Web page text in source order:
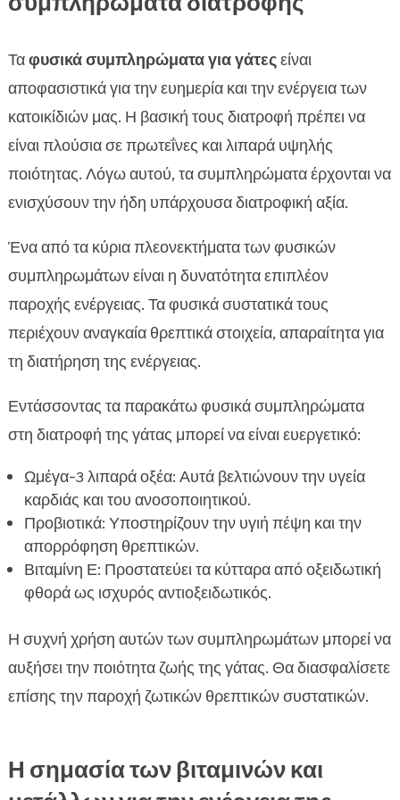
Ταφυσικά συμπληρώματα για γάτεςείναι
αποφασιστικά για την ευημερία και την ενέργεια των
κατοικίδιών μας. Η βασική τους διατροφή πρέπει να
είναι πλούσια σε πρωτεΐνες και λιπαρά υψηλής
ποιότητας. Λόγω αυτού, τα συμπληρώματα έρχονται να
ενισχύσουν την ήδη υπάρχουσα διατροφική αξία.
Ένα από τα κύρια πλεονεκτήματα των φυσικών
συμπληρωμάτων είναι η δυνατότητα επιπλέον
παροχής ενέργειας. Τα φυσικά συστατικά τους
περιέχουν αναγκαία θρεπτικά στοιχεία, απαραίτητα για
τη διατήρηση της ενέργειας.
Εντάσσοντας τα παρακάτω φυσικά συμπληρώματα
στη διατροφή της γάτας μπορεί να είναι ευεργετικό:
Ωμέγα-3 λιπαρά οξέα: Αυτά βελτιώνουν την υγεία
καρδιάς και του ανοσοποιητικού.
Προβιοτικά: Υποστηρίζουν την υγιή πέψη και την
απορρόφηση θρεπτικών.
Βιταμίνη Ε: Προστατεύει τα κύτταρα από οξειδωτική
φθορά ως ισχυρός αντιοξειδωτικός.
Η συχνή χρήση αυτών των συμπληρωμάτων μπορεί να
αυξήσει την ποιότητα ζωής της γάτας. Θα διασφαλίσετε
επίσης την παροχή ζωτικών θρεπτικών συστατικών.
Η σημασία των βιταμινών και